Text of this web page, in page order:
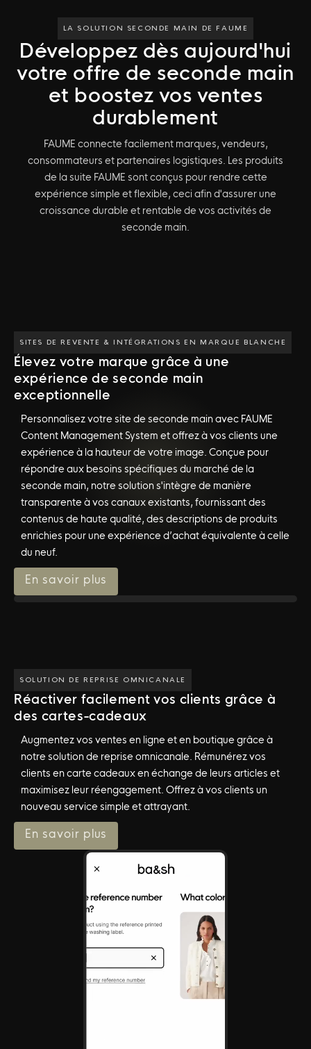
LA SOLUTION SECONDE MAIN DE FAUME
Développez dès aujourd'hui
votre offre de seconde main
et boostez vos ventes
durablement
FAUME connecte facilement marques, vendeurs,
consommateurs et partenaires logistiques. Les produits
de la suite FAUME sont conçus pour rendre cette
expérience simple et flexible, ceci afin d'assurer une
croissance durable et rentable de vos activités de
seconde main.
SITES DE REVENTE & INTÉGRATIONS EN MARQUE BLANCHE
Élevez votre marque grâce à une
expérience de seconde main
exceptionnelle
Personnalisez votre site de seconde main avec FAUME
Content Management System et offrez à vos clients une
expérience à la hauteur de votre image. Conçue pour
répondre aux besoins spécifiques du marché de la
seconde main, notre solution s'intègre de manière
transparente à vos canaux existants, fournissant des
contenus de haute qualité, des descriptions de produits
enrichies pour une expérience d’achat équivalente à celle
du neuf.
En savoir plus
SOLUTION DE REPRISE OMNICANALE
Réactiver facilement vos clients grâce à
des cartes-cadeaux
Augmentez vos ventes en ligne et en boutique grâce à
notre solution de reprise omnicanale. Rémunérez vos
clients en carte cadeaux en échange de leurs articles et
maximisez leur réengagement. Offrez à vos clients un
nouveau service simple et attrayant.
En savoir plus